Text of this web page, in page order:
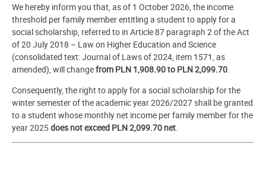
We hereby inform you that, as of 1 October 2026, the income
threshold per family member entitling a student to apply for a
social scholarship, referred to in Article 87 paragraph 2 of the Act
of 20 July 2018 – Law on Higher Education and Science
(consolidated text: Journal of Laws of 2024, item 1571, as
amended), will changefrom PLN 1,908.90 to PLN 2,099.70.
Consequently, the right to apply for a social scholarship for the
winter semester of the academic year 2026/2027 shall be granted
to a student whose monthly net income per family member for the
year 2025does not exceed PLN 2,099.70 net.